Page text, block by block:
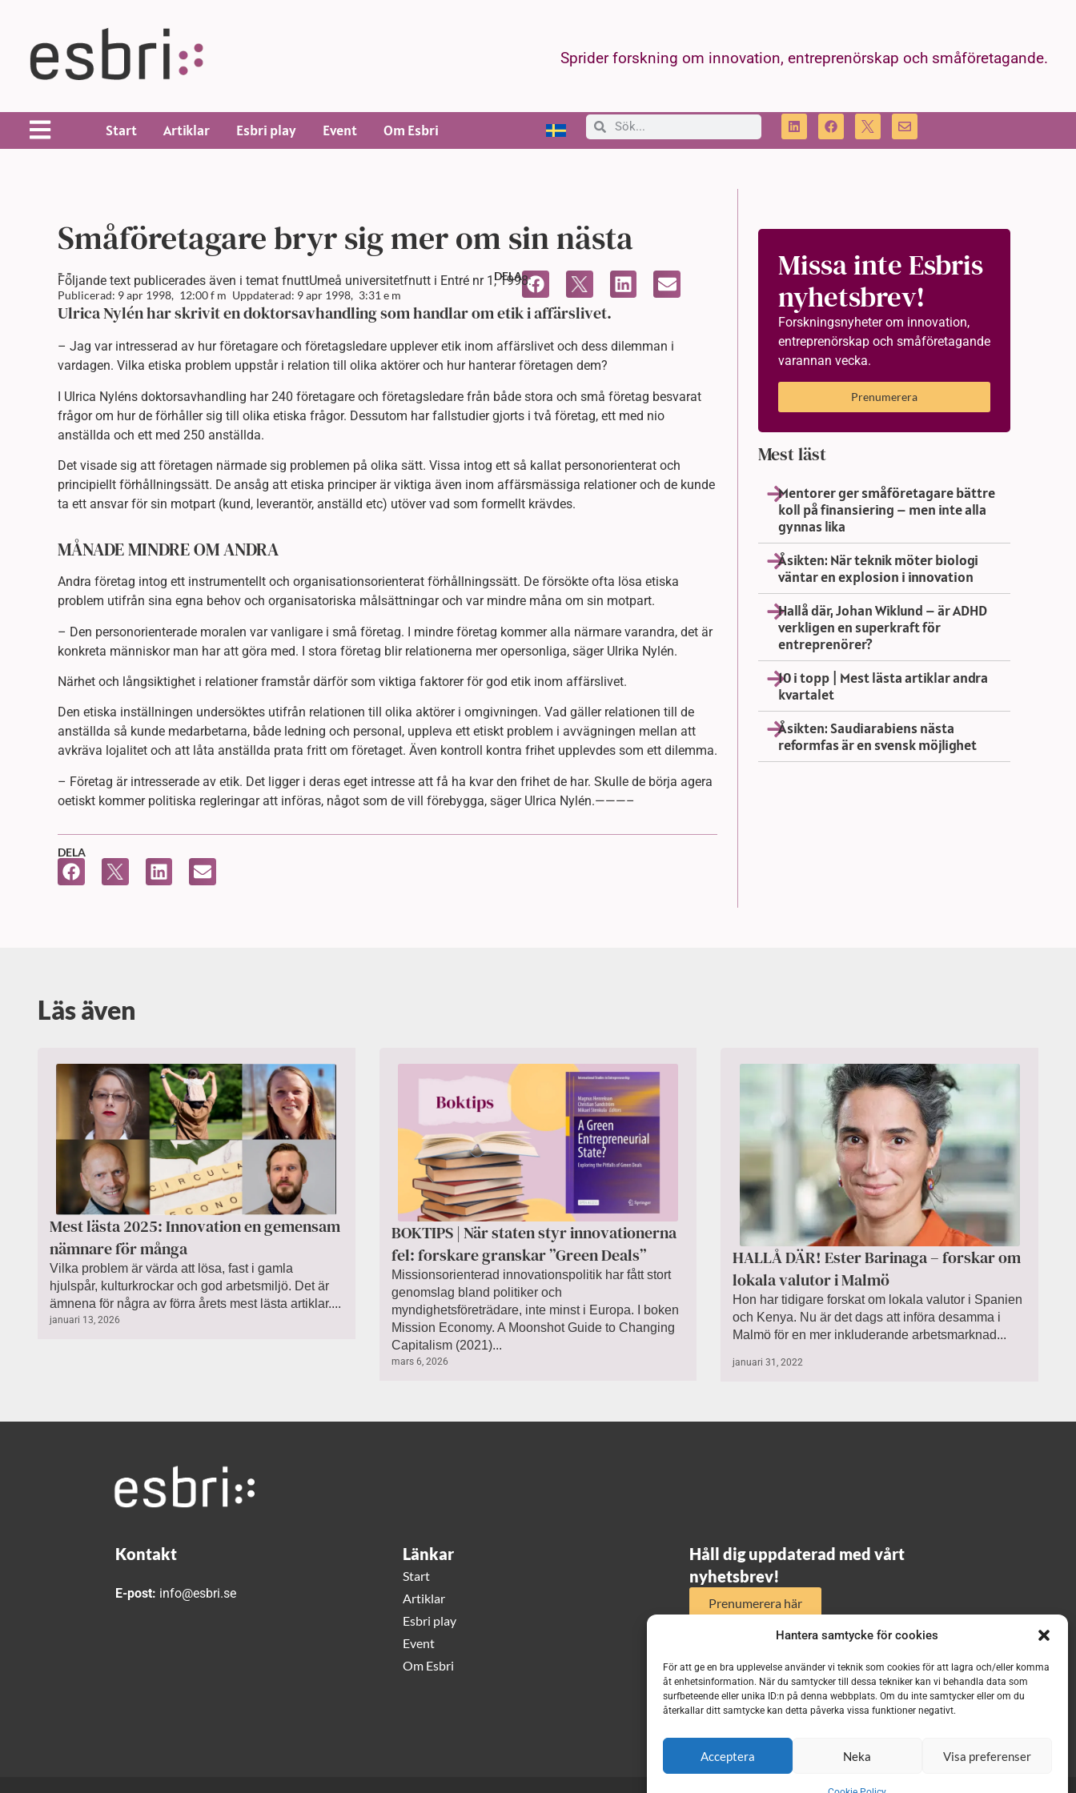
Hantera samtycke för cookies
För att ge en bra upplevelse använder vi teknik som cookies för att lagra och/eller komma
åt enhetsinformation. När du samtycker till dessa tekniker kan vi behandla data som
surfbeteende eller unika ID:n på denna webbplats. Om du inte samtycker eller om du
återkallar ditt samtycke kan detta påverka vissa funktioner negativt.
Acceptera Neka Visa preferenser
Sprider forskning om innovation, entreprenörskap och småföretagande.
Start Artiklar Esbri play Event Om Esbri
Småföretagare bryr sig mer om sin nästa
- -
Publicerad: 9 apr 1998, 12:00 f m Uppdaterad: 9 apr 1998, 3:31 e m
DELA
Följande text publicerades även i temat fnuttUmeå universitetfnutt i Entré nr 1, 1998:
Ulrica Nylén har skrivit en doktorsavhandling som handlar om etik i affärslivet.
– Jag var intresserad av hur företagare och företagsledare upplever etik inom affärslivet och dess dilemman i
vardagen. Vilka etiska problem uppstår i relation till olika aktörer och hur hanterar företagen dem?
I Ulrica Nyléns doktorsavhandling har 240 företagare och företagsledare från både stora och små företag besvarat
frågor om hur de förhåller sig till olika etiska frågor. Dessutom har fallstudier gjorts i två företag, ett med nio
anställda och ett med 250 anställda.
Det visade sig att företagen närmade sig problemen på olika sätt. Vissa intog ett så kallat personorienterat och
principiellt förhållningssätt. De ansåg att etiska principer är viktiga även inom affärsmässiga relationer och de kunde
ta ett ansvar för sin motpart (kund, leverantör, anställd etc) utöver vad som formellt krävdes.
MÅNADE MINDRE OM ANDRA
Andra företag intog ett instrumentellt och organisationsorienterat förhållningssätt. De försökte ofta lösa etiska
problem utifrån sina egna behov och organisatoriska målsättningar och var mindre måna om sin motpart.
– Den personorienterade moralen var vanligare i små företag. I mindre företag kommer alla närmare varandra, det är
konkreta människor man har att göra med. I stora företag blir relationerna mer opersonliga, säger Ulrika Nylén.
Närhet och långsiktighet i relationer framstår därför som viktiga faktorer för god etik inom affärslivet.
Den etiska inställningen undersöktes utifrån relationen till olika aktörer i omgivningen. Vad gäller relationen till de
anställda så kunde medarbetarna, både ledning och personal, uppleva ett etiskt problem i avvägningen mellan att
avkräva lojalitet och att låta anställda prata fritt om företaget. Även kontroll kontra frihet upplevdes som ett dilemma.
– Företag är intresserade av etik. Det ligger i deras eget intresse att få ha kvar den frihet de har. Skulle de börja agera
oetiskt kommer politiska regleringar att införas, något som de vill förebygga, säger Ulrica Nylén.———–
DELA
Missa inte Esbris
nyhetsbrev!
Forskningsnyheter om innovation,
entreprenörskap och småföretagande
varannan vecka.
Prenumerera
Mest läst
Mentorer ger småföretagare bättre
koll på finansiering – men inte alla
gynnas lika
Åsikten: När teknik möter biologi
väntar en explosion i innovation
Hallå där, Johan Wiklund – är ADHD
verkligen en superkraft för
entreprenörer?
10 i topp | Mest lästa artiklar andra
kvartalet
Åsikten: Saudiarabiens nästa
reformfas är en svensk möjlighet
Läs även
Mest lästa 2025: Innovation en gemensam
nämnare för många
Vilka problem är värda att lösa, fast i gamla
hjulspår, kulturkrockar och god arbetsmiljö. Det är
ämnena för några av förra årets mest lästa artiklar....
januari 13, 2026
BOKTIPS | När staten styr innovationerna
fel: forskare granskar ”Green Deals”
Missionsorienterad innovationspolitik har fått stort
genomslag bland politiker och
myndighetsföreträdare, inte minst i Europa. I boken
Mission Economy. A Moonshot Guide to Changing
Capitalism (2021)...
mars 6, 2026
HALLÅ DÄR! Ester Barinaga – forskar om
lokala valutor i Malmö
Hon har tidigare forskat om lokala valutor i Spanien
och Kenya. Nu är det dags att införa desamma i
Malmö för en mer inkluderande arbetsmarknad...
januari 31, 2022
Kontakt
E-post: info@esbri.se
Länkar
Start
Artiklar
Esbri play
Event
Om Esbri
Håll dig uppdaterad med vårt
nyhetsbrev!
Prenumerera här